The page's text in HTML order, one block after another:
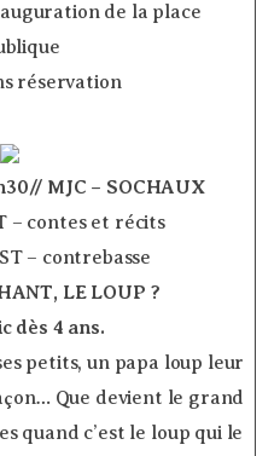
de la place
réservation
MJC – SOCHAUX­
– contes et récits
– contrebasse
LE LOUP ?
dès 4 ans.
petits, un papa loup leur
Que devient le grand
quand c’est le loup qui le